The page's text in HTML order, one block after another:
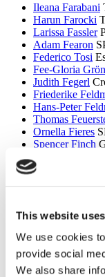
This website
We use cookies
provide social
We also share
Ileana Farabani
Harun Farocki
Larissa Fassler
Adam Fearon
Federico Tosi
Fee-Gloria
Judith Fegerl
Friederike
Hans-Peter
Thomas
Ornella Fieres
Spencer Finch
Itchi Fleischer
Esther Forse
Friedrich Thieme
Asana Fujikawa
Paul
Wieland Förster